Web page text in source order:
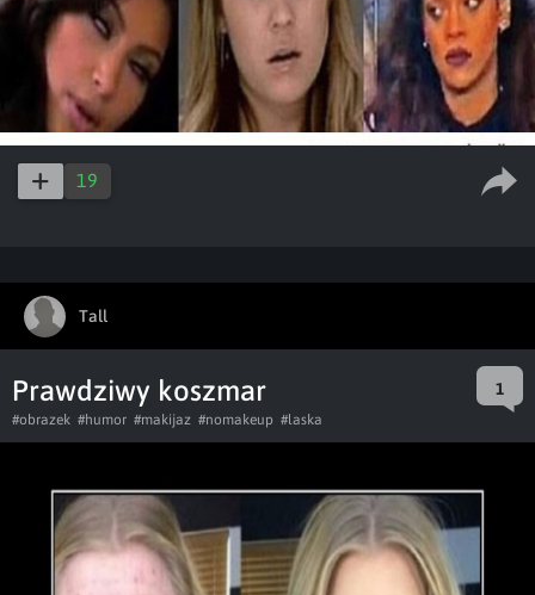
19
Tall
Prawdziwy koszmar 1
#obrazek #humor #makijaz #nomakeup #laska